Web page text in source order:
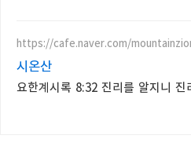
https://cafe.naver.com/
시온산
요한계시록 8:32 진리를 알지니